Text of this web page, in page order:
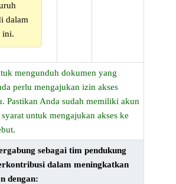
dalam
ini.
mengunduh dokumen yang
perlu mengajukan izin akses
Pastikan Anda sudah memiliki akun
untuk mengajukan akses ke
sebagai tim pendukung
dalam meningkatkan
dengan: